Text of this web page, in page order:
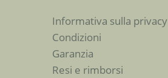
Informativa sulla privacy
Condizioni
Garanzia
Resi e rimborsi